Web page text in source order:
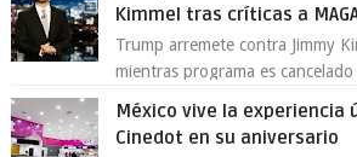
Kimmel tras críticas a
Trump arremete contra Jimmy
mientras programa es
México vive la experiencia
Cinedot en su aniversario